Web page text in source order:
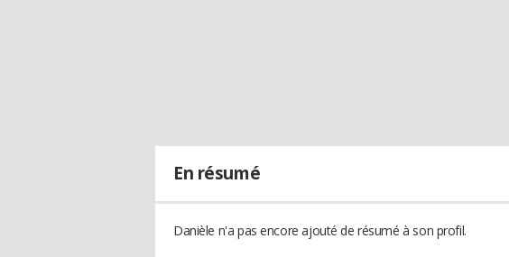
En résumé
Danièle n'a pas encore ajouté de résumé à son profil.